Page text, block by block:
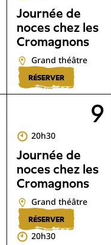
Journée de
noces chez les
Cromagnons
Grand théâtre
RÉSERVER
9
20h30
Journée de
noces chez les
Cromagnons
Grand théâtre
RÉSERVER
20h30